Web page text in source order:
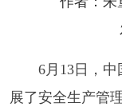
6月13日，
展了安全生产管